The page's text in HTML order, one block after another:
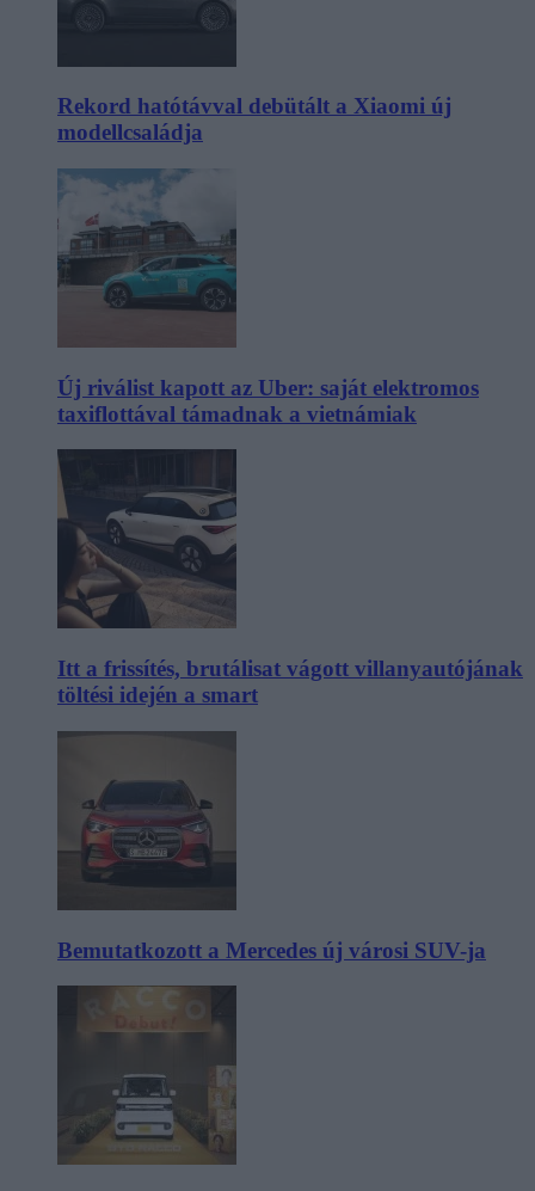
Rekord hatótávval debütált a Xiaomi új
modellcsaládja
Új riválist kapott az Uber: saját elektromos
taxiflottával támadnak a vietnámiak
Itt a frissítés, brutálisat vágott villanyautójának
töltési idején a smart
Bemutatkozott a Mercedes új városi SUV-ja